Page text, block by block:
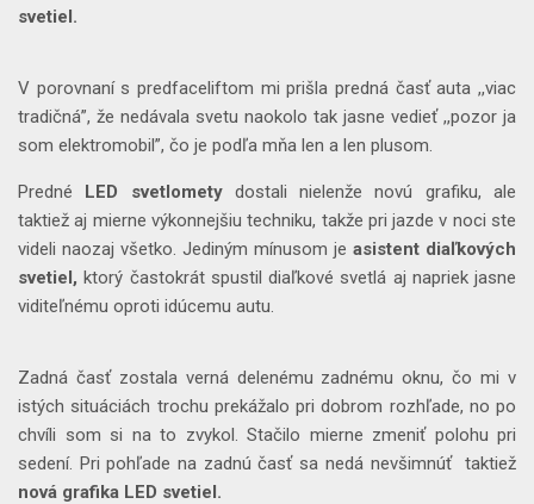
svetiel.
V porovnaní s predfaceliftom mi prišla predná časť auta ,,viac
tradičná”, že nedávala svetu naokolo tak jasne vedieť ,,pozor ja
som elektromobil”, čo je podľa mňa len a len plusom.
Predné LED svetlometydostali nielenže novú grafiku, ale
taktiež aj mierne výkonnejšiu techniku, takže pri jazde v noci ste
videli naozaj všetko. Jediným mínusom je asistent diaľkových
svetiel, ktorý častokrát spustil diaľkové svetlá aj napriek jasne
viditeľnému oproti idúcemu autu.
Zadná časť zostala verná delenému zadnému oknu, čo mi v
istých situáciách trochu prekážalo pri dobrom rozhľade, no po
chvíli som si na to zvykol. Stačilo mierne zmeniť polohu pri
sedení. Pri pohľade na zadnú časť sa nedá nevšimnúť taktiež
nová grafika LED svetiel.